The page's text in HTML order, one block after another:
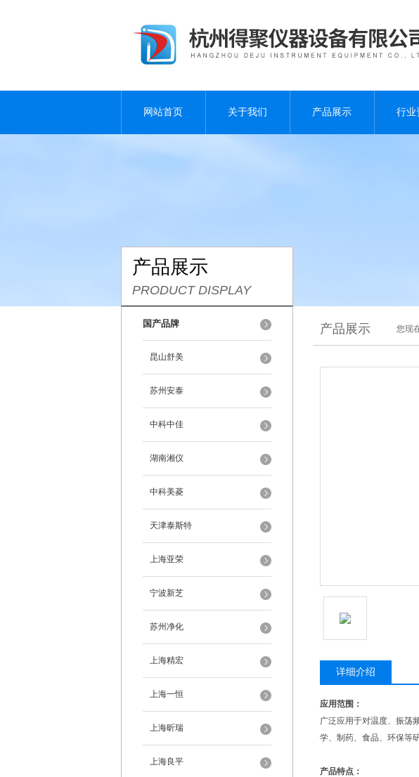
网站首页 关于我们 产品展示 行业
产品展示
PRODUCT DISPLAY
国产品牌
昆山舒美
苏州安泰
中科中佳
湖南湘仪
中科美菱
天津泰斯特
上海亚荣
宁波新芝
苏州净化
上海精宏
上海一恒
上海昕瑞
上海良平
产品展示 您现
详细介绍
应用范围：
广泛应用于对温度、振荡
学、制药、食品、环保等
产品特点：